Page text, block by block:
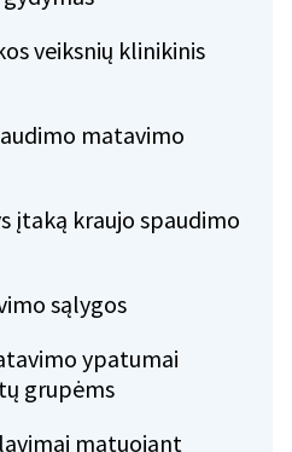
veiksnių klinikinis
matavimo
įtaką kraujo spaudimo
sąlygos
ypatumai
grupėms
matuojant